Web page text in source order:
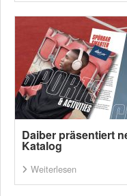
Daiber präsentiert
Katalog
Weiterlesen